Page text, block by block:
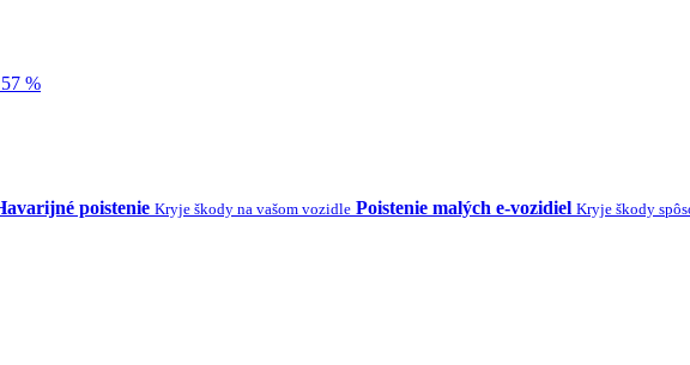
%
poistenie Kryje škody na vašom vozidle Poistenie malých e-vozidiel Kryje škody